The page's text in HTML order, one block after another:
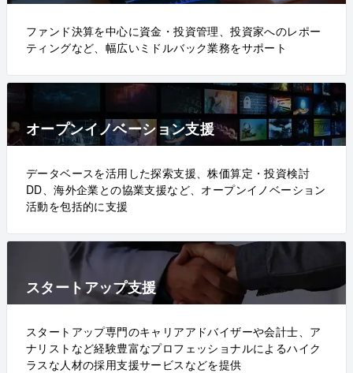
ファンド決算を中心に資金・投資管理、投資家へのレポー
ティングなど、幅広いミドルバック業務をサポート
オープンイノベーション支援
データベースを活用した探索支援、株価算定・投資検討
DD、海外企業との協業支援など、オープンイノベーション
活動を包括的に支援
スタートアップ支援
スタートアップ専門のキャリアアドバイザーや会計士、ア
ナリストなど経験豊富なプロフェッショナルによるハイク
ラスな人材の採用支援サービスなどを提供